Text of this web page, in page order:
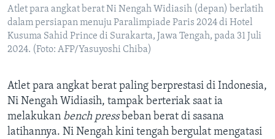
Atlet para angkat berat Ni Nengah Widiasih (depan) berlatih
dalam persiapan menuju Paralimpiade Paris 2024 di Hotel
Kusuma Sahid Prince di Surakarta, Jawa Tengah, pada 31 Juli
2024. (Foto: AFP/Yasuyoshi Chiba)
Atlet para angkat berat paling berprestasi di Indonesia,
Ni Nengah Widiasih, tampak berteriak saat ia
melakukan bench pressbeban berat di sasana
latihannya. Ni Nengah kini tengah bergulat mengatasi